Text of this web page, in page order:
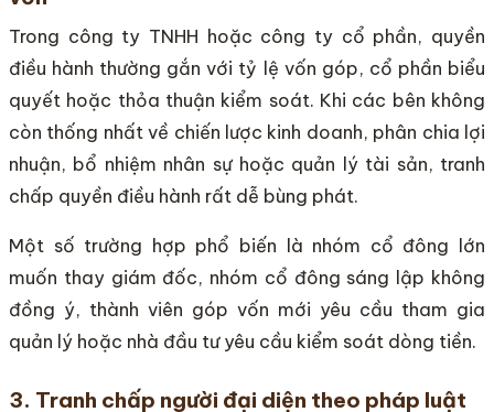
Trong công ty TNHH hoặc công ty cổ phần, quyền
điều hành thường gắn với tỷ lệ vốn góp, cổ phần biểu
quyết hoặc thỏa thuận kiểm soát. Khi các bên không
còn thống nhất về chiến lược kinh doanh, phân chia lợi
nhuận, bổ nhiệm nhân sự hoặc quản lý tài sản, tranh
chấp quyền điều hành rất dễ bùng phát.
Một số trường hợp phổ biến là nhóm cổ đông lớn
muốn thay giám đốc, nhóm cổ đông sáng lập không
đồng ý, thành viên góp vốn mới yêu cầu tham gia
quản lý hoặc nhà đầu tư yêu cầu kiểm soát dòng tiền.
3. Tranh chấp người đại diện theo pháp luật